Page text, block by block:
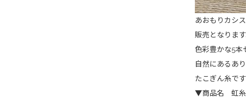
あおもりカシ
販売となります
色彩豊かな5本
自然にあるあ
たこぎん糸で
▼商品名 虹糸